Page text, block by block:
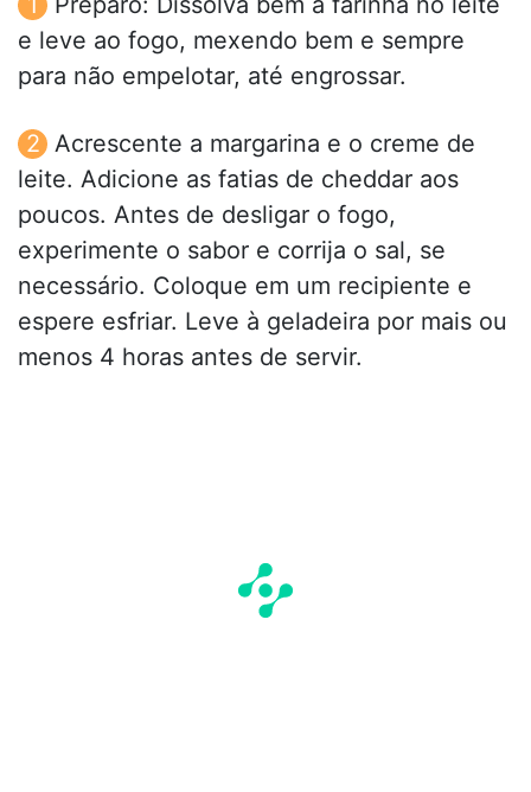
e leve ao fogo, mexendo bem e sempre
para não empelotar, até engrossar.
Acrescente a margarina e o creme de
leite. Adicione as fatias de cheddar aos
poucos. Antes de desligar o fogo,
experimente o sabor e corrija o sal, se
necessário. Coloque em um recipiente e
espere esfriar. Leve à geladeira por mais ou
menos 4 horas antes de servir.